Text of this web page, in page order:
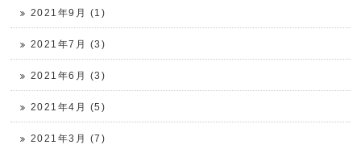
2021年9月 (1)
2021年7月 (3)
2021年6月 (3)
2021年4月 (5)
2021年3月 (7)